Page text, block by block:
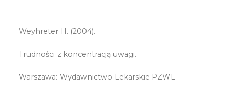
Weyhreter H. (2004).
Trudności z koncentracją uwagi.
Warszawa: Wydawnictwo Lekarskie PZWL